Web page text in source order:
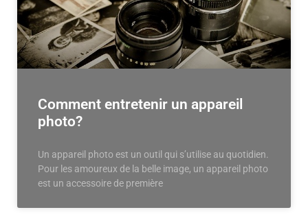
Comment entretenir un appareil
photo?
Un appareil photo est un outil qui s’utilise au quotidien.
Pour les amoureux de la belle image, un appareil photo
est un accessoire de première